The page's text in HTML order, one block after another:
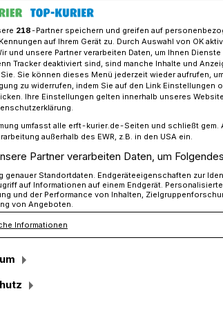
ist nicht schuld: Wo sind all die Insekten
ist nicht
all die
vom „Entomologischer Verein
Vortrag im Grevenbroicher
er auf den Punkt kam: In den
218-Partner speichern und greifen auf
auf Ihrem Gerät zu. Durch Auswahl von OK
und unsere Partner verarbeiten Daten, um Ihnen
Tracker deaktiviert sind, sind manche Inhalte und
Sie können dieses Menü jederzeit wieder aufrufen,
zu widerrufen, indem Sie auf den Link Einstellungen
Ihre Einstellungen gelten innerhalb unseres
umfasst alle erft-kurier.de-Seiten und schließt gem.
außerhalb des EWR, z.B. in den USA ein.
Partner verarbeiten Daten, um
genauer Standortdaten. Endgeräteeigenschaften zur
auf Informationen auf einem Endgerät.
und der Performance von Inhalten,
von Angeboten.
Informationen